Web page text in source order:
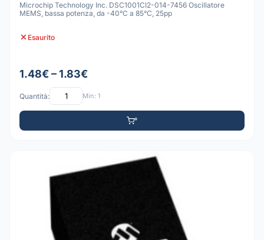
Microchip Technology Inc. DSC1001CI2-014-7456 Oscillatore
MEMS, bassa potenza, da -40°C a 85°C, 25pp
Esaurito
1.48€ – 1.83€
Quantità: Min: 1